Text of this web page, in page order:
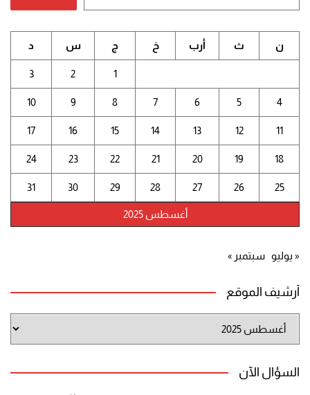
أغسطس 2025
ن ث أرب خ ج س د
1
2
3
4
5
6
7
8
9
10
11
12
13
14
15
16
17
18
19
20
21
22
23
24
25
26
27
28
29
30
31
« يوليو سبتمبر »
أرشيف الموقع
أرشيف
السؤال الآن